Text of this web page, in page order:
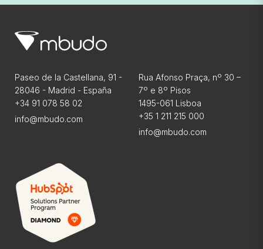
Paseo de la Castellana, 91 -
28046 - Madrid - España
+34 91 078 58 02
info@mbudo.com
Rua Afonso Praça, nº 30 –
7º e 8º Pisos
1495-061 Lisboa
+35 1 211 215 000
info@mbudo.com